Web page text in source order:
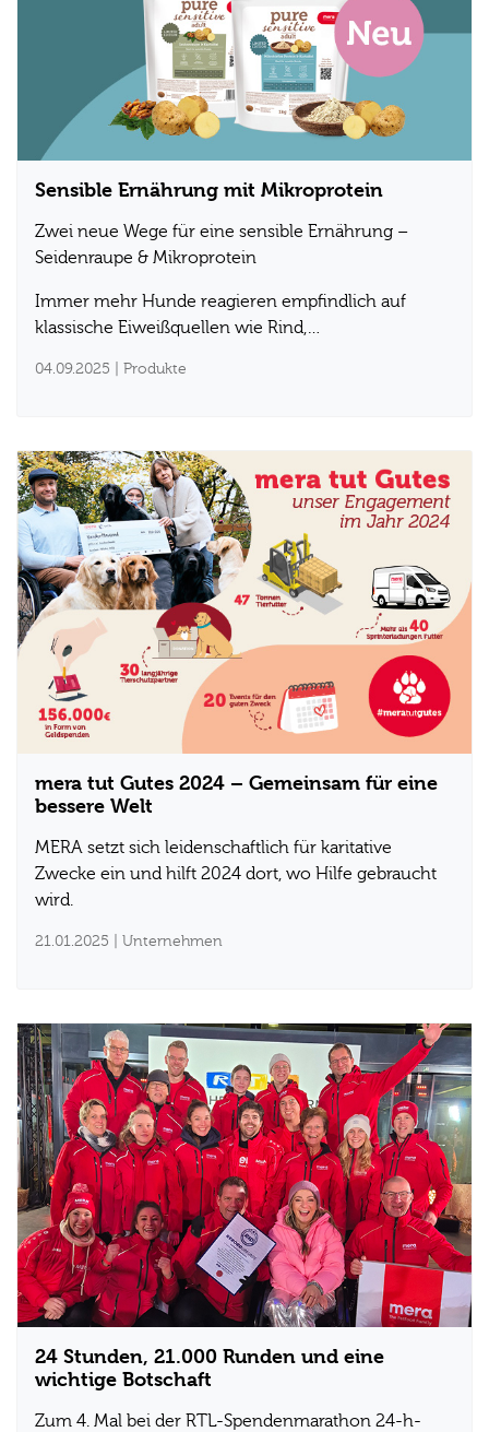
Sensible Ernährung mit Mikroprotein
Zwei neue Wege für eine sensible Ernährung –
Seidenraupe & Mikroprotein
Immer mehr Hunde reagieren empfindlich auf
klassische Eiweißquellen wie Rind,…
04.09.2025 | Produkte
mera tut Gutes 2024 – Gemeinsam für eine
bessere Welt
MERA setzt sich leidenschaftlich für karitative
Zwecke ein und hilft 2024 dort, wo Hilfe gebraucht
wird.
21.01.2025 | Unternehmen
24 Stunden, 21.000 Runden und eine
wichtige Botschaft
Zum 4. Mal bei der RTL-Spendenmarathon 24-h-